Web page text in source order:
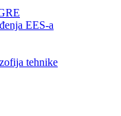
EES-a
tehnike